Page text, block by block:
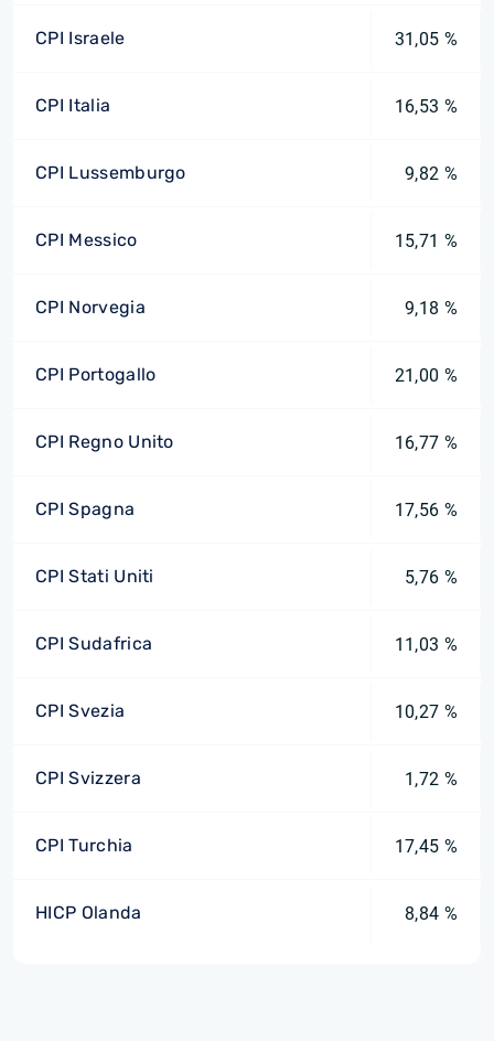
CPI Israele 31,05 %
CPI Italia 16,53 %
CPI Lussemburgo 9,82 %
CPI Messico 15,71 %
CPI Norvegia 9,18 %
CPI Portogallo 21,00 %
CPI Regno Unito 16,77 %
CPI Spagna 17,56 %
CPI Stati Uniti 5,76 %
CPI Sudafrica 11,03 %
CPI Svezia 10,27 %
CPI Svizzera 1,72 %
CPI Turchia 17,45 %
HICP Olanda 8,84 %